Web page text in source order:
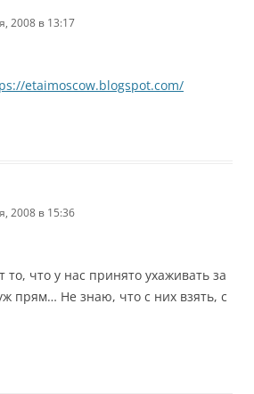
2008 в 13:17
etaimoscow.blogspot.com/
2008 в 15:36
то, что у нас принято ухаживать за
прям… Не знаю, что с них взять, с